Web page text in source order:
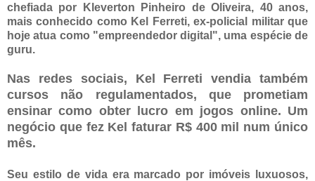
chefiada por Kleverton Pinheiro de Oliveira, 40 anos,
mais conhecido como Kel Ferreti, ex-policial militar que
hoje atua como "empreendedor digital", uma espécie de
guru.
Nas redes sociais, Kel Ferreti vendia também
cursos não regulamentados, que prometiam
ensinar como obter lucro em jogos online. Um
negócio que fez Kel faturar R$ 400 mil num único
mês.
Seu estilo de vida era marcado por imóveis luxuosos,